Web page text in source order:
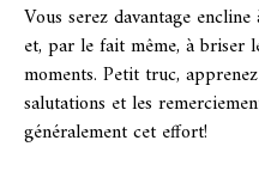
Vous serez davantage
et, par le fait même, à briser
moments. Petit truc,
salutations et les
généralement cet effort!